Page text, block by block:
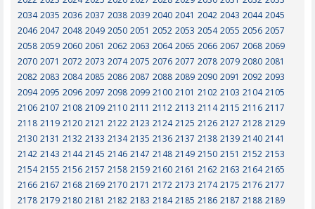
2034 2035 2036 2037 2038 2039 2040 2041 2042 2043 2044 2045
2046 2047 2048 2049 2050 2051 2052 2053 2054 2055 2056 2057
2058 2059 2060 2061 2062 2063 2064 2065 2066 2067 2068 2069
2070 2071 2072 2073 2074 2075 2076 2077 2078 2079 2080 2081
2082 2083 2084 2085 2086 2087 2088 2089 2090 2091 2092 2093
2094 2095 2096 2097 2098 2099 2100 2101 2102 2103 2104 2105
2106 2107 2108 2109 2110 2111 2112 2113 2114 2115 2116 2117
2118 2119 2120 2121 2122 2123 2124 2125 2126 2127 2128 2129
2130 2131 2132 2133 2134 2135 2136 2137 2138 2139 2140 2141
2142 2143 2144 2145 2146 2147 2148 2149 2150 2151 2152 2153
2154 2155 2156 2157 2158 2159 2160 2161 2162 2163 2164 2165
2166 2167 2168 2169 2170 2171 2172 2173 2174 2175 2176 2177
2178 2179 2180 2181 2182 2183 2184 2185 2186 2187 2188 2189